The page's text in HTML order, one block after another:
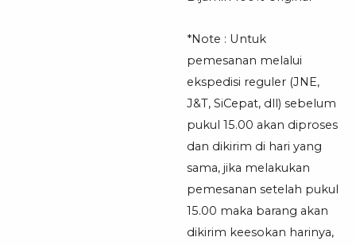
*Note : Untuk
pemesanan melalui
ekspedisi reguler (JNE,
J&T, SiCepat, dll) sebelum
pukul 15.00 akan diproses
dan dikirim di hari yang
sama, jika melakukan
pemesanan setelah pukul
15.00 maka barang akan
dikirim keesokan harinya,